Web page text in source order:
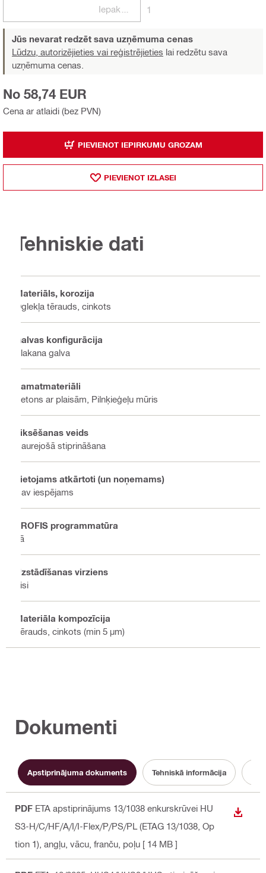
1
Jūs nevarat redzēt sava uzņēmuma cenas
Lūdzu, autorizējieties vai reģistrējieties lai redzētu sava
uzņēmuma cenas.
Cena ar atlaidi (bez PVN)
No 58,74 EUR
PIEVIENOT IEPIRKUMU GROZAM
PIEVIENOT IZLASEI
Tehniskie dati
Materiāls, korozija
Oglekļa tērauds, cinkots
Galvas konfigurācija
Plakana galva
Pamatmateriāli
Betons ar plaisām, Pilnķieģeļu mūris
Fiksēšanas veids
Caurejošā stiprināšana
Lietojams atkārtoti (un noņemams)
Nav iespējams
PROFIS programmatūra
Jā
Uzstādīšanas virziens
Visi
Materiāla kompozīcija
Tērauds, cinkots (min 5 µm)
Dokumenti
Apstiprinājuma dokuments Tehniskā informācija
PDF ETA apstiprinājums 13/1038 enkurskrūvei HU
S3-H/C/HF/A/I/I-Flex/P/PS/PL (ETAG 13/1038, Op
tion 1) , angļu, vācu, franču, poļu [ 14 MB ]